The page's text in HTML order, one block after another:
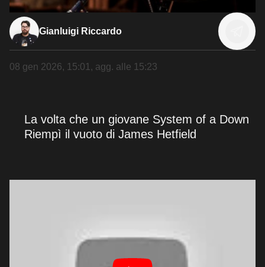
Gianluigi Riccardo
08 gen 2026, 15:01 , agg. alle 15:23
La volta che un giovane System of a Down
Riempì il vuoto di James Hetfield